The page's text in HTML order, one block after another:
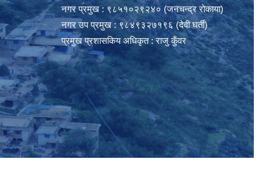
नगर प्रमुख : ९८५१०२९२४० (जनचन्द्र रोकाया)
नगर उप प्रमुख : ९८४९३२७१९६ (देवी घर्ती)
प्रमुख प्रशासकिय अधिकृत : राजु कुँवर